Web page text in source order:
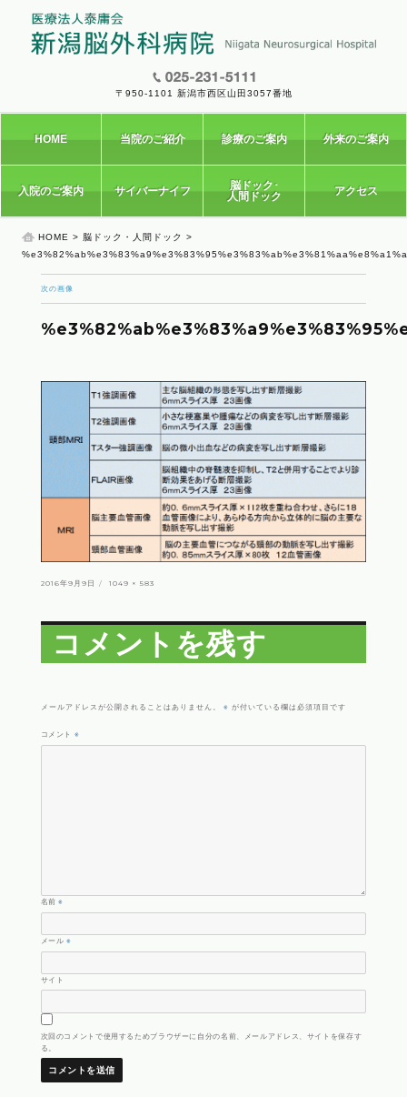
〒950-1101 新潟市西区山田3057番地
HOME 当院のご紹介 診療のご案内 外来のご案内
入院のご案内 サイバーナイフ
脳ドック･
人間ドック
アクセス
HOME > 脳ドック・人間ドック
>
次の画像
投
2016年9月9日
フ
1049 × 583
コメントを残す
メールアドレスが公開されることはありません。 ※ が付いている欄は必須項目です
コメント ※
名前※
メール※
サイト
次回のコメントで使用するためブラウザーに自分の名前、メールアドレス、サイトを保存す
る。